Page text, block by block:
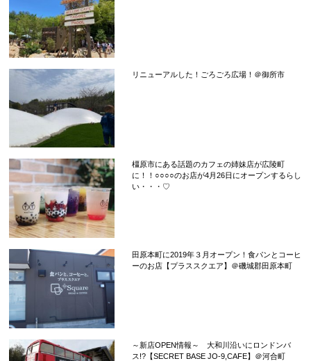
リニューアルした！ごろごろ広場！＠御所市
橿原市にある話題のカフェの姉妹店が広陵町
に！！○○○○のお店が4月26日にオープンするらし
い・・・♡
田原本町に2019年３月オープン！食パンとコーヒ
ーのお店【プラススクエア】＠磯城郡田原本町
～新店OPEN情報～ 大和川沿いにロンドンバ
ス!?【SECRET BASE JO-9,CAFE】＠河合町